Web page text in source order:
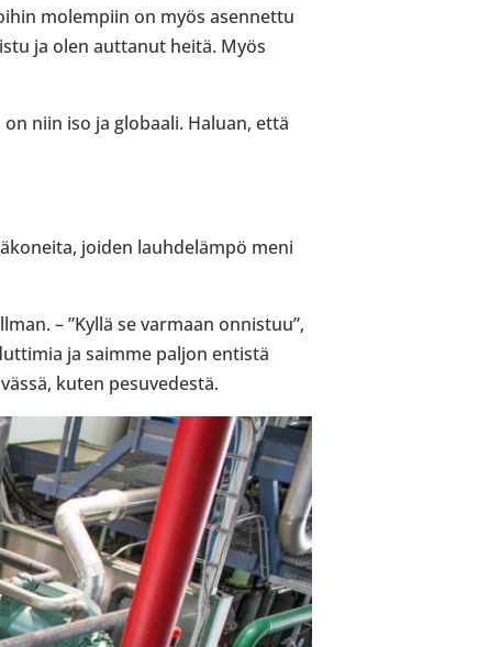
molem­piin on myös asen­nettu
ja olen aut­ta­nut heitä. Myös
niin iso ja glo­baali. Haluan, että
joiden lauh­de­lämpö meni
– ”Kyllä se varmaan onnis­tuu”,
ja saimme paljon entistä
kuten pesu­ve­destä.